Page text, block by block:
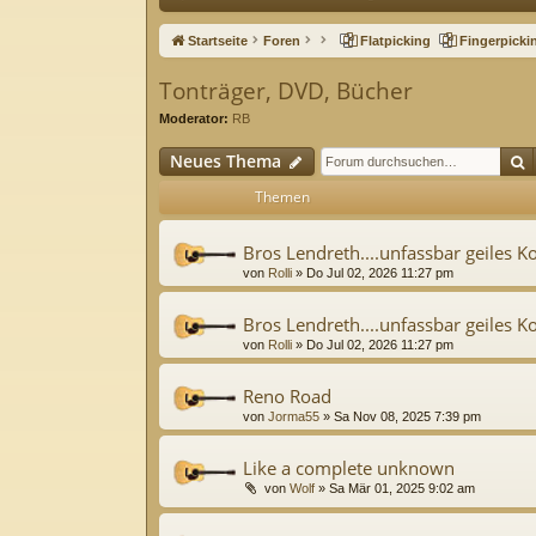
ne
ug
Startseite Foren Flatpicking
Tonträger, DVD, Bücher
Moderator: RB
Neues Thema
Themen
Bros Lendreth....unfassbar geiles
von Rolli » Do Jul 02, 2026 11:27 pm
Bros Lendreth....unfassbar geiles
von Rolli » Do Jul 02, 2026 11:27 pm
Reno Road
von Jorma55 » Sa Nov 08, 2025 7:39 pm
Like a complete unknown
vonWolf »Sa Mär 01, 2025 9:02 am